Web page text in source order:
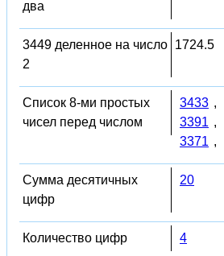
два
3449 деленное на число
2
1724.5
Список 8-ми простых
чисел перед числом
3433 ,
3391 ,
3371 ,
Сумма десятичных
цифр
20
Количество цифр 4